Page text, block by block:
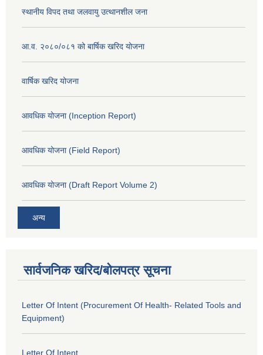
स्थानीय विपद तथा जलवायु उत्थानशील जना
आ.व. २०८०/०८१ को बार्षिक खरिद योजना
वार्षिक खरिद योजना
आवधिक योजना (Inception Report)
आवधिक योजना (Field Report)
आवधिक योजना (Draft Report Volume 2)
अन्य
सार्वजनिक खरिद/बोलपत्र सूचना
Letter Of Intent (Procurement Of Health- Related Tools and
Equipment)
Letter Of Intent